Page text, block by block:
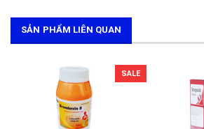
SẢN PHẨM LIÊN QUAN
SALE